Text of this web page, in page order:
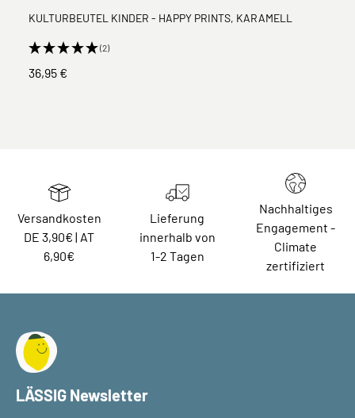
KULTURBEUTEL KINDER - HAPPY PRINTS, KARAMELL
(2)
36,95 €
Versandkosten
DE 3,90€ | AT
6,90€
Lieferung
innerhalb von
1-2 Tagen
Nachhaltiges
Engagement -
Climate
zertifiziert
LÄSSIG Newsletter